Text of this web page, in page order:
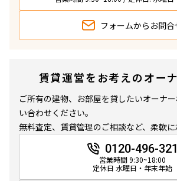
フォームから お問合
賃貸運営をお考えのオー
ご所有の建物、お部屋を貸したいオーナ
い合わせください。
無料査定、賃貸管理のご相談など、柔軟に
0120-496-321
営業時間 9:30~18:00
定休日 水曜日・年末年始